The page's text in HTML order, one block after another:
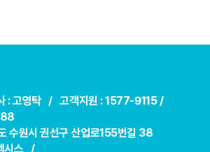
: 고영탁 / 고객지원 : 1577-9115 /
수원시 권선구 산업로155번길 38
시스 /